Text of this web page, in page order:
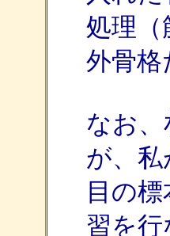
処理（
外骨格
なお
が、
目の
習を